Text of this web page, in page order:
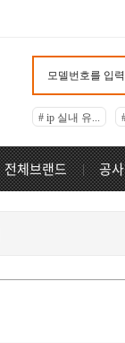
# ip 실내 유...
전체브랜드 공